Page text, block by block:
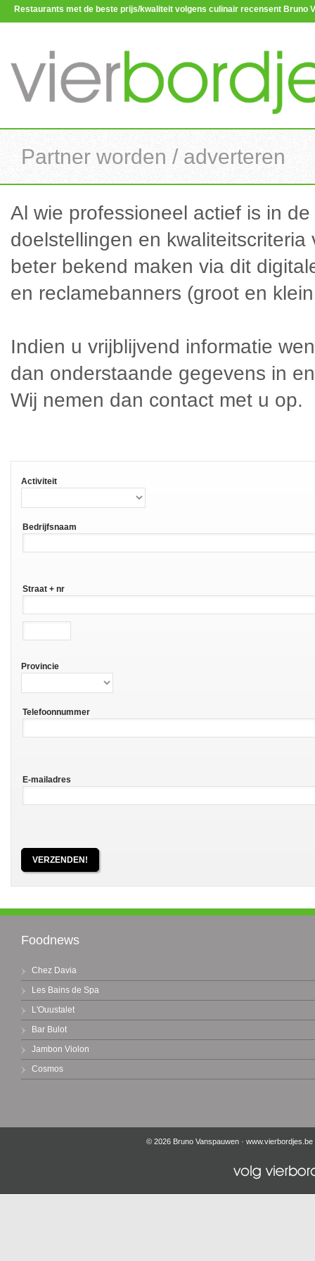
Restaurants met de beste prijs/kwaliteit volgens culinair recensent Bruno
Partner worden / adverteren
Al wie professioneel actief is in
doelstellingen en
beter bekend maken via dit
en reclamebanners (groot en
Indien u vrijblijvend informatie
dan onderstaande gegevens in
Wij nemen dan contact met u op.
Activiteit
Bedrijfsnaam
Straat + nr
Provincie
Telefoonnummer
E-mailadres
Foodnews
Chez Davia
Les Bains de Spa
L'Ouustalet
Bar Bulot
Jambon Violon
Cosmos
© 2026 Bruno Vanspauwen · www.vierbordjes.be